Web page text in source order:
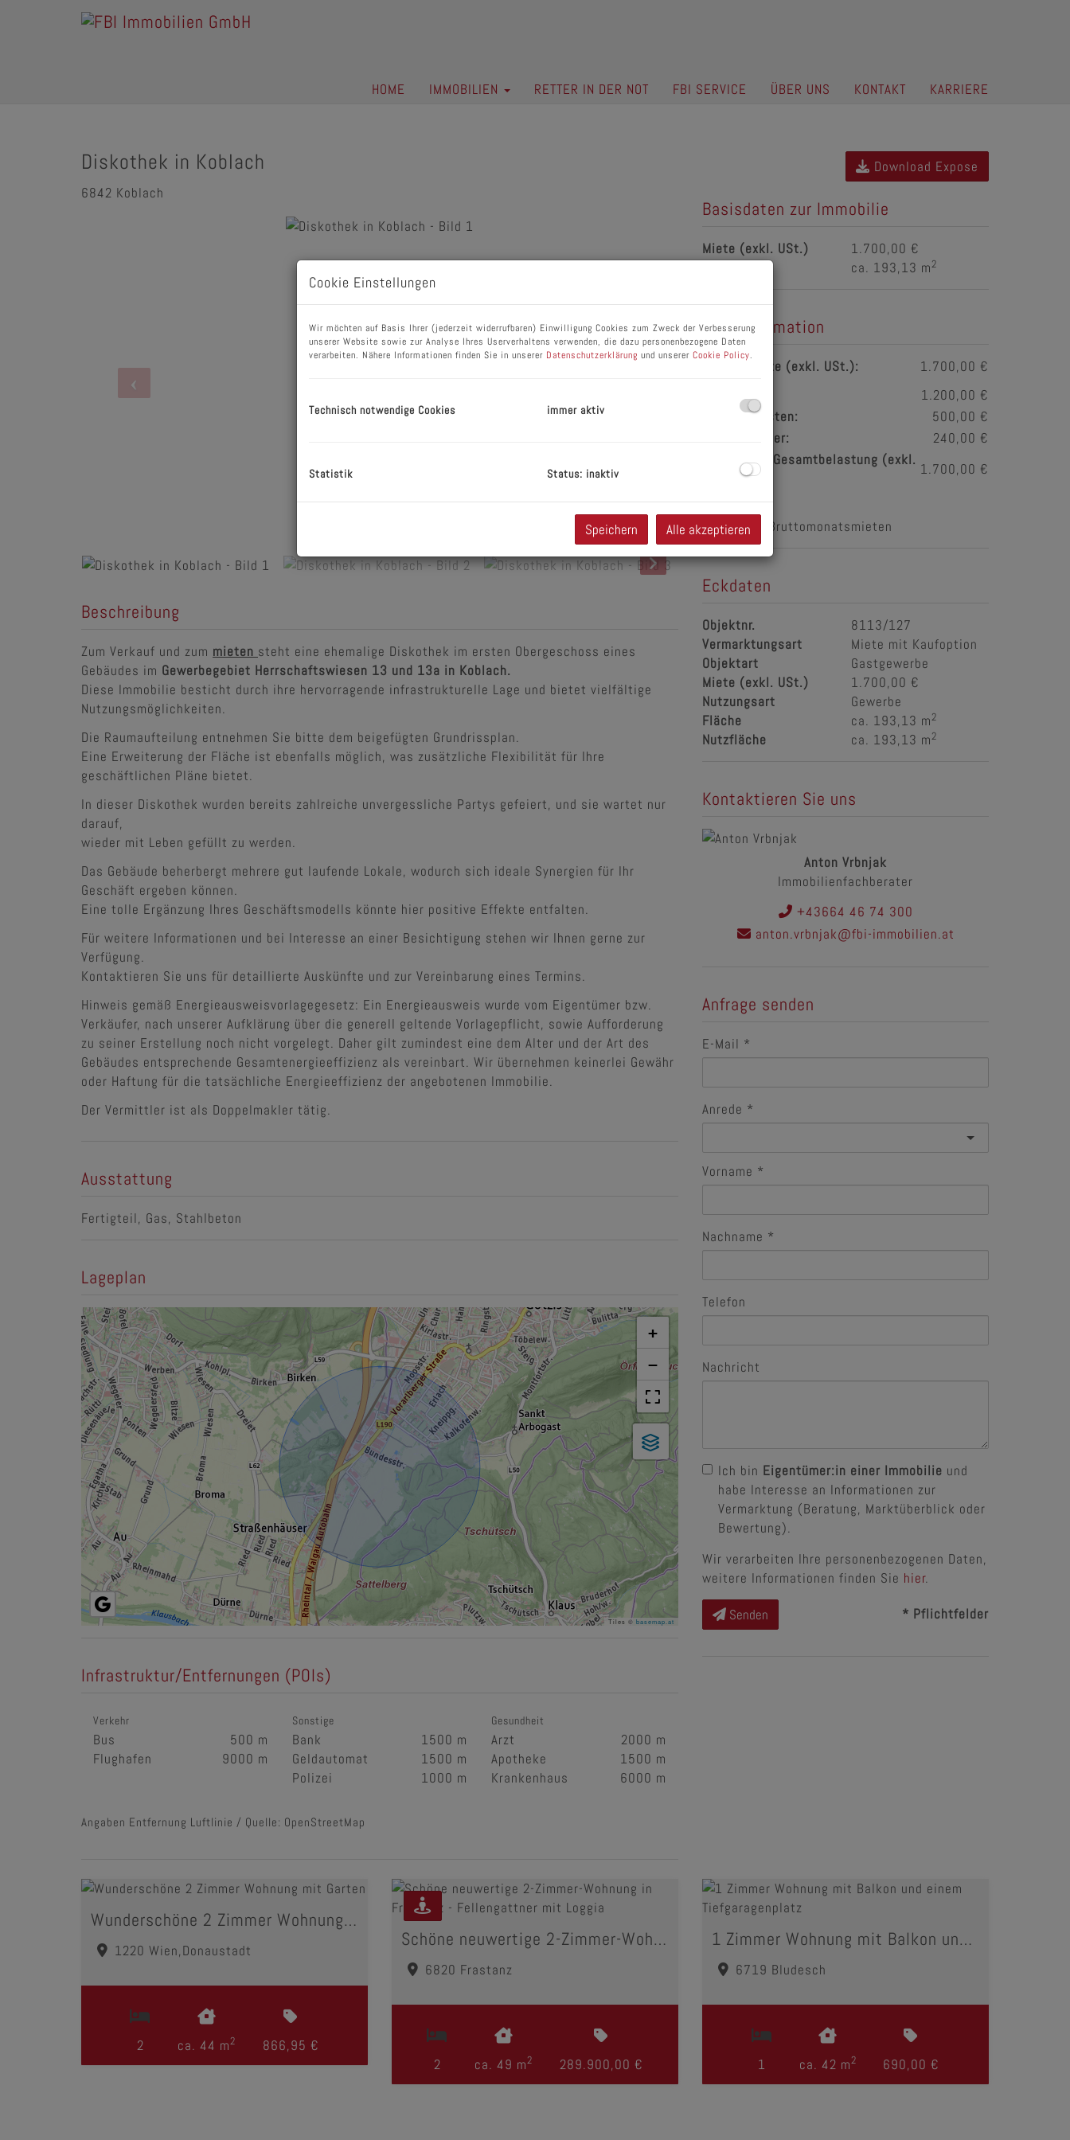
HOME IMMOBILIEN RETTER IN DER NOT FBI SERVICE ÜBER UNS KONTAKT KARRIERE
Diskothek in Koblach
6842 Koblach
Beschreibung
Zum Verkauf und zum mieten steht eine ehemalige Diskothek im ersten Obergeschoss eines
Gebäudes im Gewerbegebiet Herrschaftswiesen 13 und 13a in Koblach.
Diese Immobilie besticht durch ihre hervorragende infrastrukturelle Lage und bietet vielfältige
Nutzungsmöglichkeiten.
Die Raumaufteilung entnehmen Sie bitte dem beigefügten Grundrissplan.
Eine Erweiterung der Fläche ist ebenfalls möglich, was zusätzliche Flexibilität für Ihre
geschäftlichen Pläne bietet.
In dieser Diskothek wurden bereits zahlreiche unvergessliche Partys gefeiert, und sie wartet nur
darauf,
wieder mit Leben gefüllt zu werden.
Das Gebäude beherbergt mehrere gut laufende Lokale, wodurch sich ideale Synergien für Ihr
Geschäft ergeben können.
Eine tolle Ergänzung Ihres Geschäftsmodells könnte hier positive Effekte entfalten.
Für weitere Informationen und bei Interesse an einer Besichtigung stehen wir Ihnen gerne zur
Verfügung.
Kontaktieren Sie uns für detaillierte Auskünfte und zur Vereinbarung eines Termins.
Hinweis gemäß Energieausweisvorlagegesetz: Ein Energieausweis wurde vom Eigentümer bzw.
Verkäufer, nach unserer Aufklärung über die generell geltende Vorlagepflicht, sowie Aufforderung
zu seiner Erstellung noch nicht vorgelegt. Daher gilt zumindest eine dem Alter und der Art des
Gebäudes entsprechende Gesamtenergieeffizienz als vereinbart. Wir übernehmen keinerlei Gewähr
oder Haftung für die tatsächliche Energieeffizienz der angebotenen Immobilie.
Der Vermittler ist als Doppelmakler tätig.
Ausstattung
Fertigteil Gas Stahlbeton
Lageplan
+
−
Tiles © basemap.at
Infrastruktur/Entfernungen (POIs)
Verkehr
Bus
500 m
Flughafen
9000 m
Sonstige
Bank
1500 m
Geldautomat
1500 m
Polizei
1000 m
Gesundheit
Arzt
2000 m
Apotheke
1500 m
Krankenhaus
6000 m
Angaben Entfernung Luftlinie / Quelle: OpenStreetMap
Download Expose
Basisdaten zur Immobilie
Miete (exkl. USt.)
1.700,00 €
ca. 193,13 m2
Preisinformation
Gesamtmiete (exkl. USt.):
1.700,00 €
1.200,00 €
Betriebskosten:
500,00 €
Umsatzsteuer:
240,00 €
monatliche Gesamtbelastung (exkl.
1.700,00 €
Kaution: 3 Bruttomonatsmieten
Eckdaten
Objektnr.
8113/127
Vermarktungsart
Miete mit Kaufoption
Objektart
Gastgewerbe
Miete (exkl. USt.)
1.700,00 €
Nutzungsart
Gewerbe
Fläche
ca. 193,13 m2
Nutzfläche ca. 193,13 m2
Kontaktieren Sie uns
Anton Vrbnjak
Immobilienfachberater
+43664 46 74 300
anton.vrbnjak@fbi-immobilien.at
Anfrage senden
E-Mail
Anrede
Vorname
Nachname
Telefon
Nachricht
Ich bin Eigentümer:in einer Immobilie und
habe Interesse an Informationen zur
Vermarktung (Beratung, Marktüberblick oder
Bewertung).
Wir verarbeiten Ihre personenbezogenen Daten,
weitere Informationen finden Sie hier.
Senden * Pflichtfelder
Wunderschöne 2 Zimmer Wohnung mit Garten
1220 Wien,Donaustadt
2 ca. 44 m2 866,95 €
Schöne neuwertige 2-Zimmer-Wohnung in Frastanz - Fellengattner mit Loggia
6820 Frastanz
2 ca. 49 m2 289.900,00 €
1 Zimmer Wohnung mit Balkon und einem Tiefgaragenplatz
6719 Bludesch
1 ca. 42 m2 690,00 €
Cookie Einstellungen
Wir möchten auf Basis Ihrer (jederzeit widerrufbaren) Einwilligung Cookies zum Zweck der Verbesserung
unserer Website sowie zur Analyse Ihres Userverhaltens verwenden, die dazu personenbezogene Daten
verarbeiten. Nähere Informationen finden Sie in unserer Datenschutzerklärung und unserer Cookie Policy.
Technisch notwendige Cookies immer aktiv
Statistik Status: inaktiv
Speichern Alle akzeptieren